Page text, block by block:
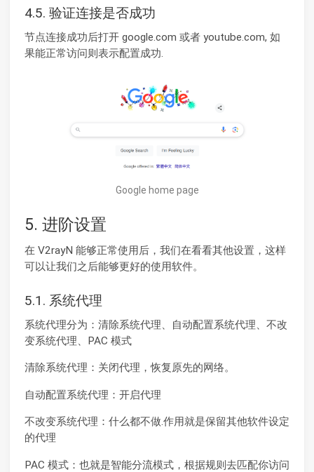
4.5. 验证连接是否成功
节点连接成功后打开 google.com 或者 youtube.com, 如
果能正常访问则表示配置成功.
Google home page
5. 进阶设置
在 V2rayN 能够正常使用后，我们在看看其他设置，这样
可以让我们之后能够更好的使用软件。
5.1. 系统代理
系统代理分为：清除系统代理、自动配置系统代理、不改
变系统代理、PAC 模式
清除系统代理：关闭代理，恢复原先的网络。
自动配置系统代理：开启代理
不改变系统代理：什么都不做.作用就是保留其他软件设定
的代理
PAC 模式：也就是智能分流模式，根据规则去匹配你访问